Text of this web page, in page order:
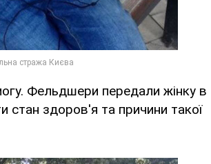
Фельдшери передали жінку в
стан здоров'я та причини такої